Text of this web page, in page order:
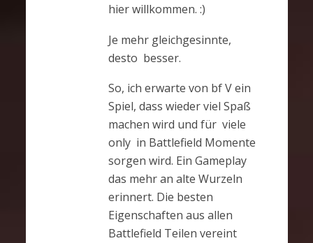
hier willkommen. :)
Je mehr gleichgesinnte,
desto besser.
So, ich erwarte von bf V ein
Spiel, dass wieder viel Spaß
machen wird und für viele
only in Battlefield Momente
sorgen wird. Ein Gameplay
das mehr an alte Wurzeln
erinnert. Die besten
Eigenschaften aus allen
Battlefield Teilen vereint